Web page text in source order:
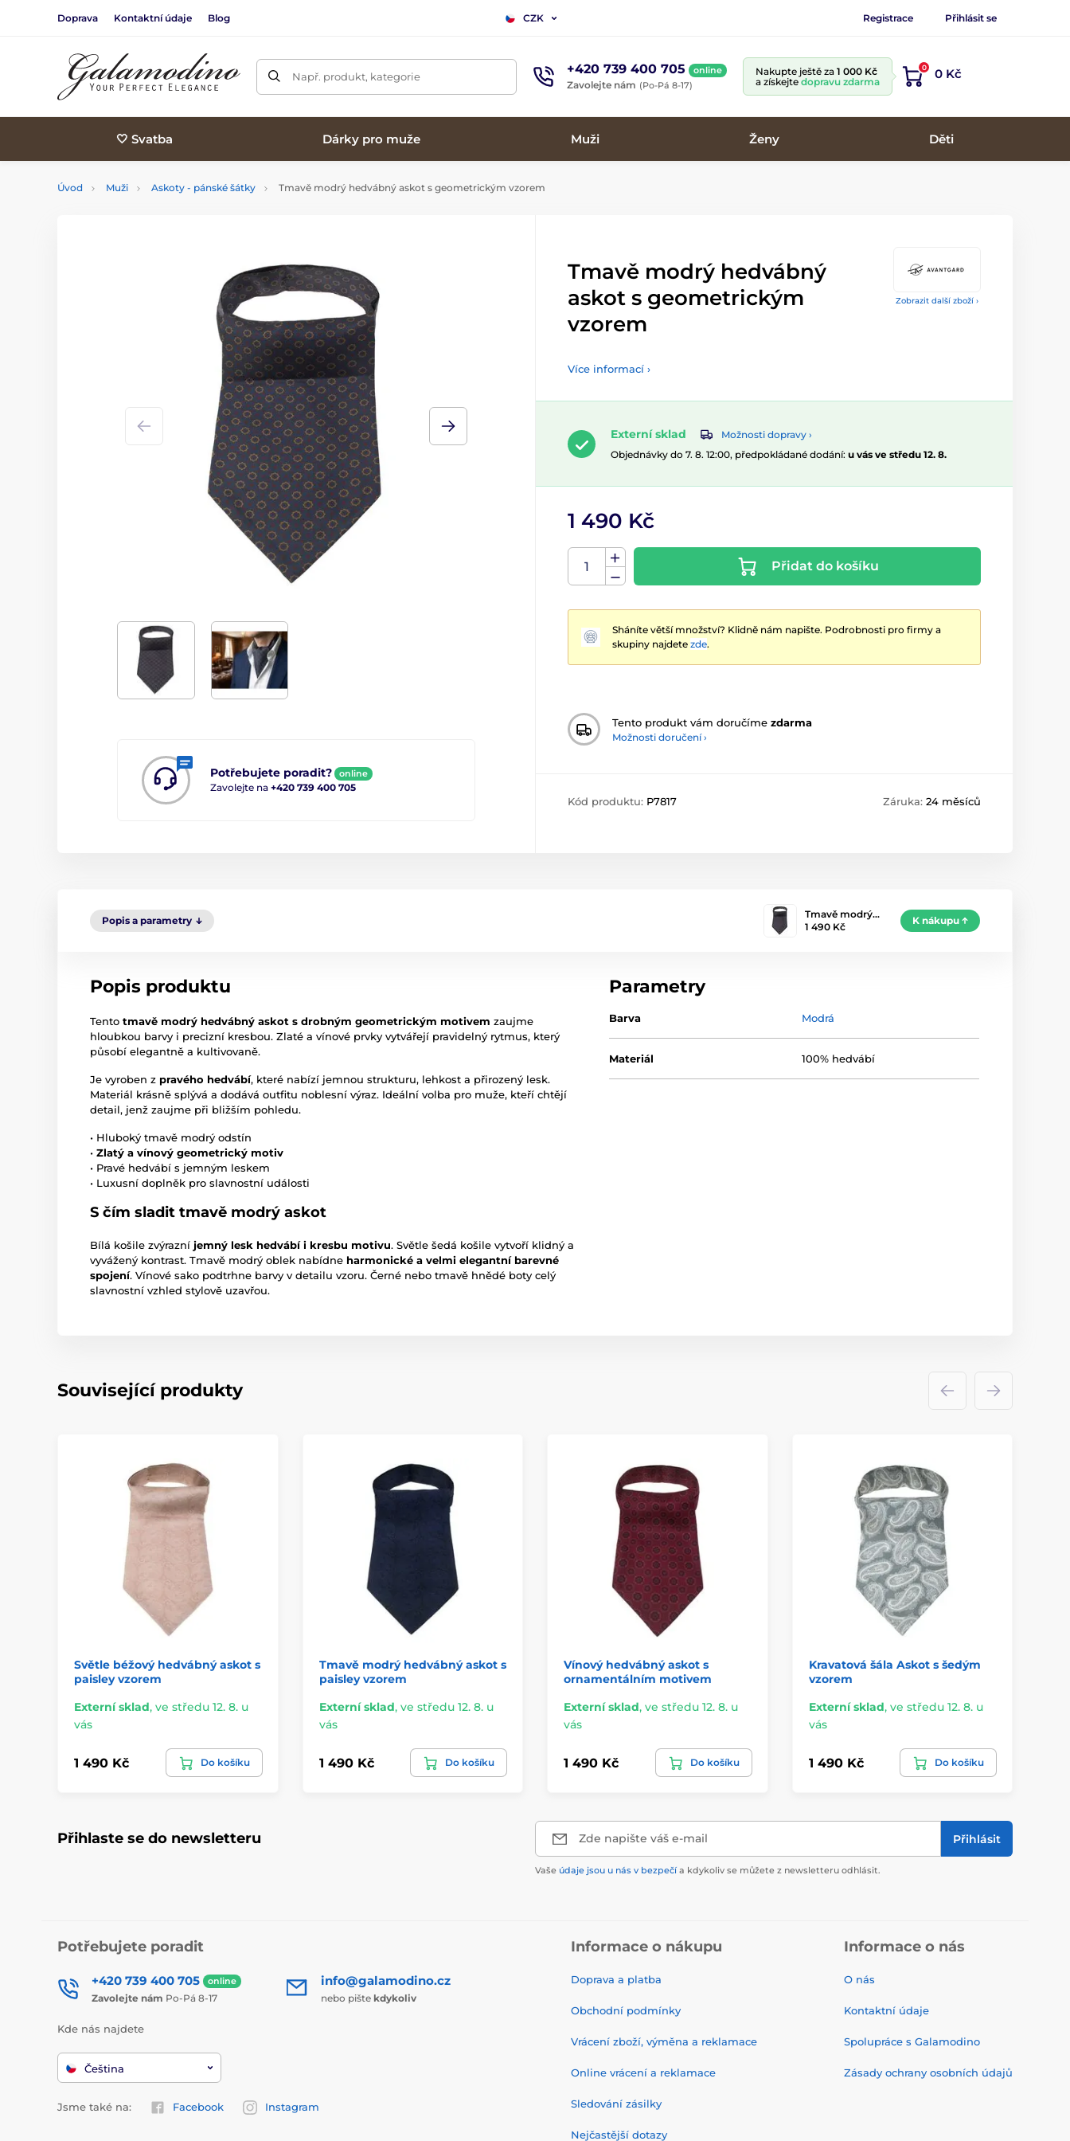
Doprava Kontaktní údaje Blog CZK Registrace Přihlásit se
Např. produkt, kategorie +420 739 400 705 online
Zavolejte nám (Po-Pá 8-17)
Nakupte ještě za 1 000 Kč
a získejte dopravu zdarma
0 0 Kč
🤍 Svatba Dárky pro muže Muži Ženy Děti
Úvod Muži Askoty - pánské šátky Tmavě modrý hedvábný askot s geometrickým vzorem
Zobrazit další zboží ›
Potřebujete poradit? online
Zavolejte na +420 739 400 705
Tmavě modrý hedvábný
askot s geometrickým
vzorem
Více informací ›
Externí sklad
Možnosti dopravy ›
Objednávky do 7. 8. 12:00, předpokládané dodání: u vás ve středu 12. 8.
1 490 Kč
Přidat do košíku
Sháníte větší množství? Klidně nám napište. Podrobnosti pro firmy a
skupiny najdete zde.
Tento produkt vám doručíme zdarma
Možnosti doručení ›
Kód produktu: P7817 Záruka: 24 měsíců
Popis a parametry
Tmavě modrý…
1 490 Kč
K nákupu
Popis produktu
Tento tmavě modrý hedvábný askot s drobným geometrickým motivem zaujme
hloubkou barvy i precizní kresbou. Zlaté a vínové prvky vytvářejí pravidelný rytmus, který
působí elegantně a kultivovaně.
Je vyroben z pravého hedvábí, které nabízí jemnou strukturu, lehkost a přirozený lesk.
Materiál krásně splývá a dodává outfitu noblesní výraz. Ideální volba pro muže, kteří chtějí
detail, jenž zaujme při bližším pohledu.
• Hluboký tmavě modrý odstín
• Zlatý a vínový geometrický motiv
• Pravé hedvábí s jemným leskem
• Luxusní doplněk pro slavnostní události
S čím sladit tmavě modrý askot
Bílá košile zvýrazní jemný lesk hedvábí i kresbu motivu. Světle šedá košile vytvoří klidný a
vyvážený kontrast. Tmavě modrý oblek nabídne harmonické a velmi elegantní barevné
spojení. Vínové sako podtrhne barvy v detailu vzoru. Černé nebo tmavě hnědé boty celý
slavnostní vzhled stylově uzavřou.
Parametry
Barva Modrá
Materiál 100% hedvábí
Související produkty
Světle béžový hedvábný askot s
paisley vzorem
Externí sklad, ve středu 12. 8. u
vás
1 490 Kč Do košíku
Tmavě modrý hedvábný askot s
paisley vzorem
Externí sklad, ve středu 12. 8. u
vás
1 490 Kč Do košíku
Vínový hedvábný askot s
ornamentálním motivem
Externí sklad, ve středu 12. 8. u
vás
1 490 Kč Do košíku
Kravatová šála Askot s šedým
vzorem
Externí sklad, ve středu 12. 8. u
vás
1 490 Kč Do košíku
Přihlaste se do newsletteru Zde napište váš e-mail Přihlásit
Vaše údaje jsou u nás v bezpečí a kdykoliv se můžete z newsletteru odhlásit.
Potřebujete poradit
+420 739 400 705 online
Zavolejte nám Po-Pá 8-17
info@galamodino.cz
nebo pište kdykoliv
Kde nás najdete
Čeština
Jsme také na: Facebook Instagram
Informace o nákupu
Doprava a platba
Obchodní podmínky
Vrácení zboží, výměna a reklamace
Online vrácení a reklamace
Sledování zásilky
Nejčastější dotazy
Informace o nás
O nás
Kontaktní údaje
Spolupráce s Galamodino
Zásady ochrany osobních údajů